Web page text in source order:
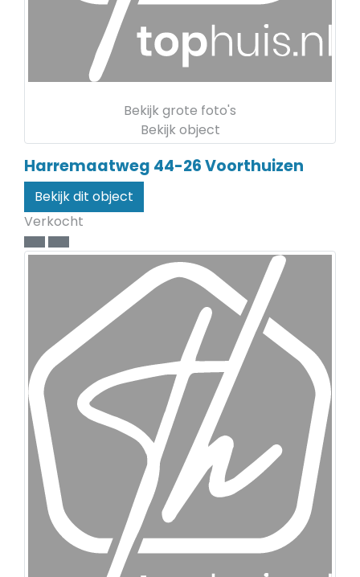
Bekijk grote foto's
Bekijk object
Harremaatweg 44-26Voorthuizen
Bekijk dit object
Verkocht